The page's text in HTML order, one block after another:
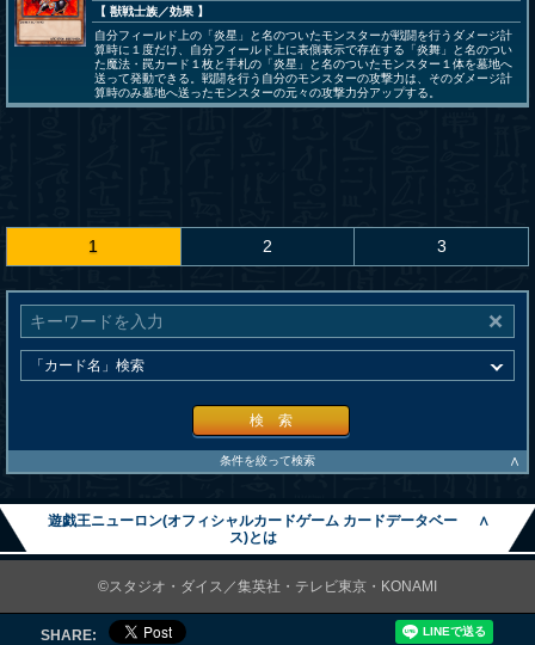
【 獣戦士族／効果 】
自分フィールド上の「炎星」と名のついたモンスターが戦闘を行うダメージ計
算時に１度だけ、自分フィールド上に表側表示で存在する「炎舞」と名のつい
た魔法・罠カード１枚と手札の「炎星」と名のついたモンスター１体を墓地へ
送って発動できる。戦闘を行う自分のモンスターの攻撃力は、そのダメージ計
算時のみ墓地へ送ったモンスターの元々の攻撃力分アップする。
1 2 3
検 索
条件を絞って検索 ∧
遊戯王ニューロン(オフィシャルカードゲーム カードデータベー
ス)とは
∧
©スタジオ・ダイス／集英社・テレビ東京・KONAMI
SHARE: